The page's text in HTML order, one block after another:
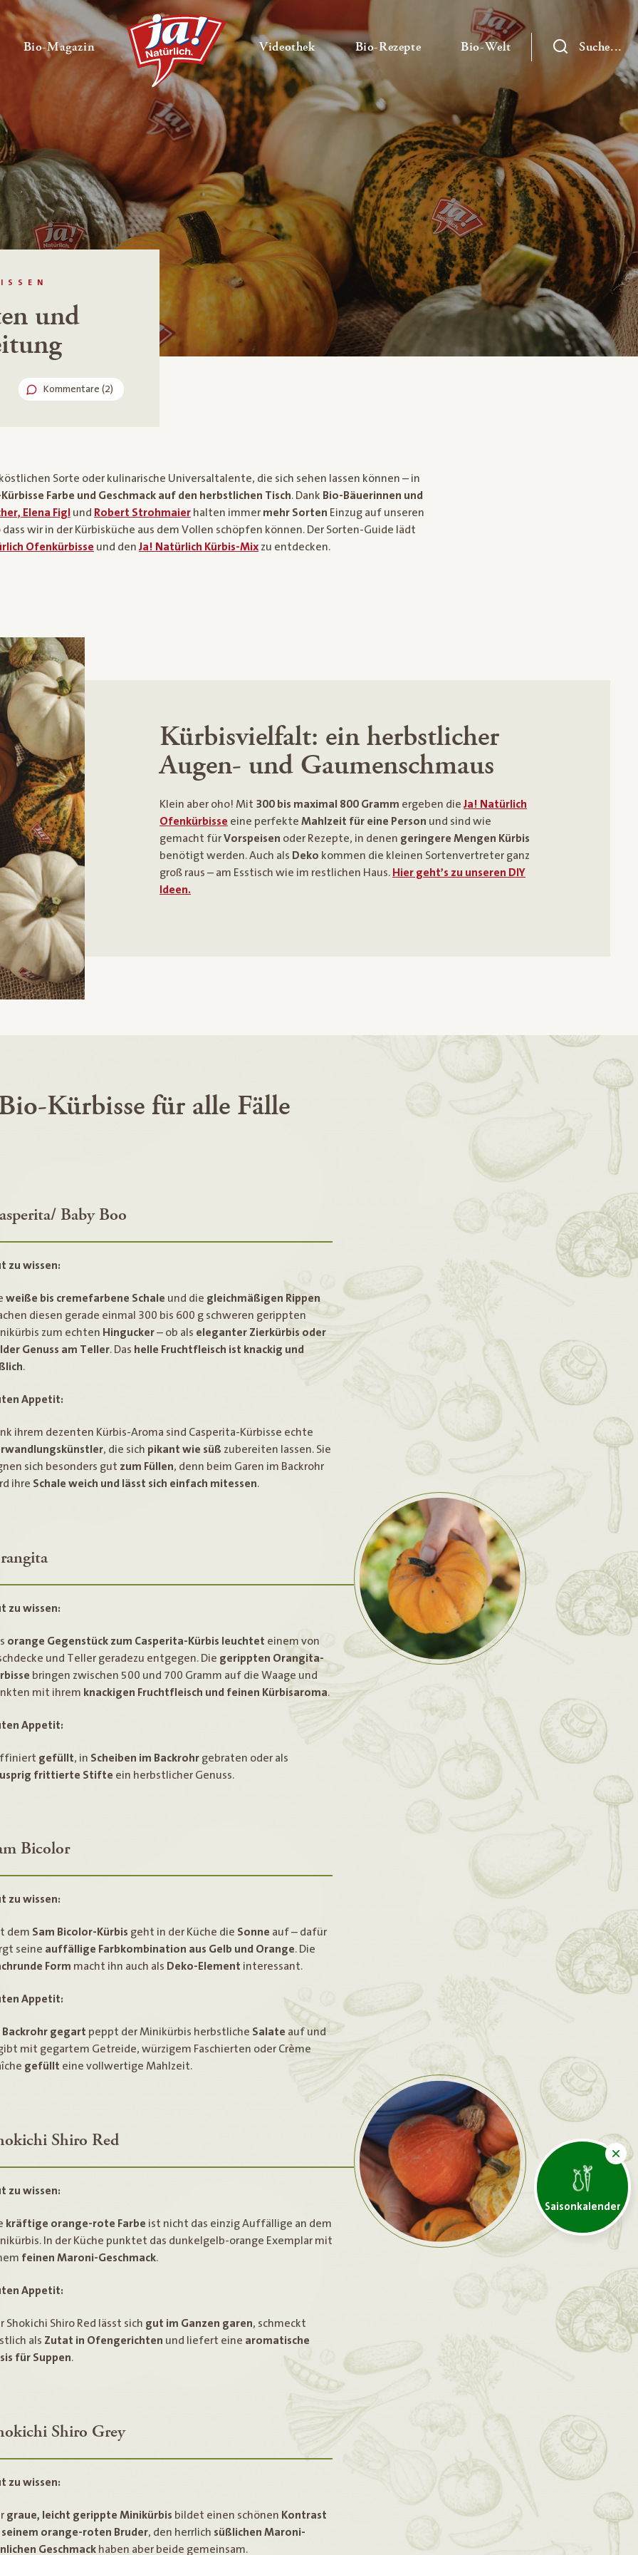
ausklappen
Bio-Magazin— Untermenü ausklappen Videothek— Untermenü ausklappen
Bio-Rezepte— Untermenü ausklappen
Bio-Welt— UntermenüSuche...
Saisonkalender
und
Kommentare (2)
Sorte oder kulinarische Universaltalente, die sich sehen lassen können – in
Farbe und Geschmack auf den herbstlichen Tisch. Dank Bio-Bäuerinnen und
Elena Figl und Robert Strohmaier halten immer mehr Sorten Einzug auf unseren
wir in der Kürbisküche aus dem Vollen schöpfen können. Der Sorten-Guide lädt
Ofenkürbisse und den Ja! Natürlich Kürbis-Mix zu entdecken.
Kürbisvielfalt: ein herbstlicher
Augen- und Gaumenschmaus
Klein aber oho! Mit 300 bis maximal 800 Gramm ergeben die Ja! Natürlich
Ofenkürbisse eine perfekte Mahlzeit für eine Person und sind wie
gemacht fürVorspeisen oder Rezepte, in denen geringere Mengen Kürbis
benötigt werden. Auch als Deko kommen die kleinen Sortenvertreter ganz
groß raus – am Esstisch wie im restlichen Haus. Hier geht’s zu unseren DIY
Ideen.
Kürbisse für alle Fälle
Baby Boo
zu wissen:
weiße bis cremefarbene Schale und die gleichmäßigen Rippen
diesen gerade einmal 300 bis 600 g schweren gerippten
zum echten Hingucker– ob als eleganter Zierkürbis oder
Genuss am Teller. Das helle Fruchtfleisch ist knackig und
.
Appetit:
ihrem dezenten Kürbis-Aroma sind Casperita-Kürbisse echte
, die sich pikant wie süß zubereiten lassen. Sie
sich besonders gut zum Füllen, denn beim Garen im Backrohr
ihre Schale weich und lässt sich einfach mitessen.
zu wissen:
orange Gegenstück zum Casperita-Kürbis leuchtet einem von
und Teller geradezu entgegen. Die gerippten Orangita-
bringen zwischen 500 und 700 Gramm auf die Waage und
mit ihrem knackigen Fruchtfleisch und feinen Kürbisaroma.
Appetit:
gefüllt, in Scheiben im Backrohrgebraten oder als
frittierte Stifte ein herbstlicher Genuss.
Bicolor
zu wissen:
dem Sam Bicolor-Kürbis geht in der Küche die Sonne auf – dafür
seine auffällige Farbkombination aus Gelb und Orange. Die
Form macht ihn auch als Deko-Element interessant.
Appetit:
Backrohr gegart peppt der Minikürbis herbstliche Salate auf und
mit gegartem Getreide, würzigem Faschierten oder Crème
gefüllt eine vollwertige Mahlzeit.
Shiro Red
zu wissen:
kräftige orange-rote Farbe ist nicht das einzig Auffällige an dem
In der Küche punktet das dunkelgelb-orange Exemplar mit
feinen Maroni-Geschmack.
Appetit:
Shokichi Shiro Red lässt sich gut im Ganzen garen, schmeckt
als Zutat in Ofengerichten und liefert eine aromatische
für Suppen.
Shiro Grey
zu wissen:
graue, leicht gerippte Minikürbis bildet einen schönen Kontrast
seinem orange-roten Bruder, den herrlich süßlichen Maroni-
Geschmackhaben aber beide gemeinsam.